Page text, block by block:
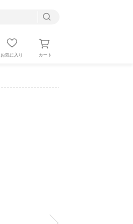
お気に入り カート